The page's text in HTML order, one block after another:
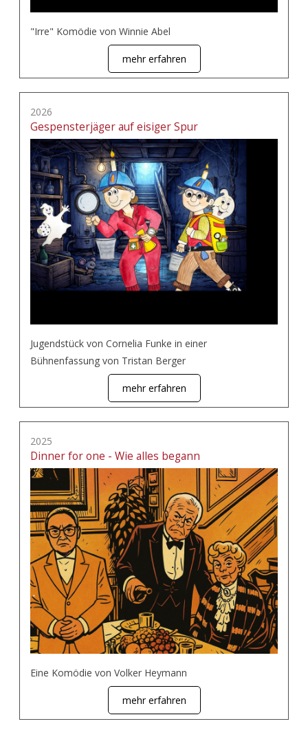
"Irre" Komödie von Winnie Abel
mehr erfahren
2026
Gespensterjäger auf eisiger Spur
Jugendstück von Cornelia Funke in einer
Bühnenfassung von Tristan Berger
mehr erfahren
2025
Dinner for one - Wie alles begann
Eine Komödie von Volker Heymann
mehr erfahren